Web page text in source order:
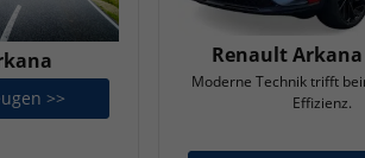
>>
Renault Arkana
Moderne Technik trifft
Effizienz.